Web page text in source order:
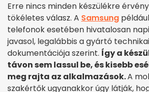
Erre nincs minden készülékre
tökéletes válasz. A Samsung
telefonok esetében hivatalosan
javasol, legalábbis a gyártó technikai
dokumentációja szerint. Így a
távon sem lassul be, és kisebb
meg rajta az alkalmazások.A
szakértők ugyanakkor úgy látják,